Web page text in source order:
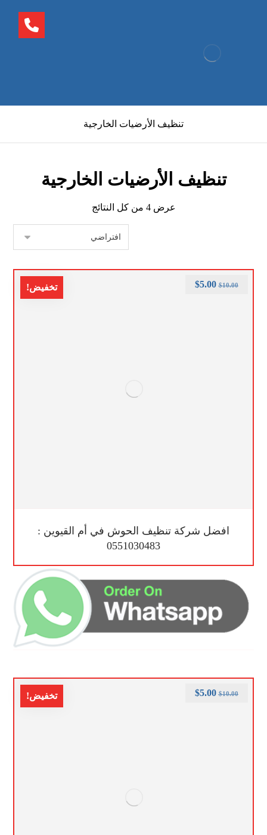
تنظيف الأرضيات الخارجية
تنظيف الأرضيات الخارجية
عرض ⁦4⁩ من كل النتائج
تخفيض!
افضل شركة تنظيف الحوش في أم القيوين :
0551030483
$10.00
$5.00
تخفيض! $10.00
$5.00